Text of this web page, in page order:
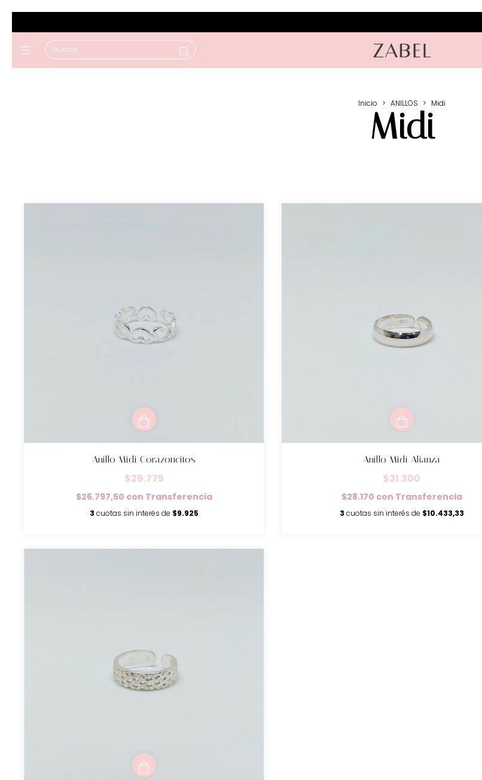
Inicio > ANILLOS > Midi
Midi
Anillo Midi Corazoncitos
$29.775
$26.797,50 con Transferencia
3 cuotas sin interés de $9.925
Anillo Midi Alianza
$31.300
$28.170 con Transferencia
3 cuotas sin interés de $10.433,33